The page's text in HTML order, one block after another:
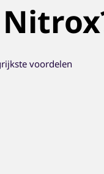
voordelen